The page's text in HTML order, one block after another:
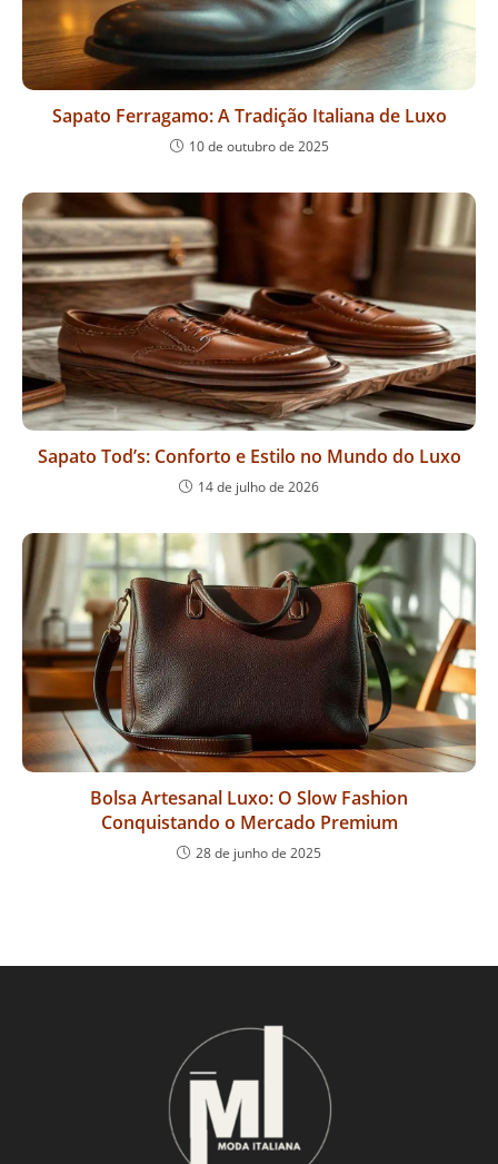
Sapato Ferragamo: A Tradição Italiana de Luxo
10 de outubro de 2025
Sapato Tod’s: Conforto e Estilo no Mundo do Luxo
14 de julho de 2026
Bolsa Artesanal Luxo: O Slow Fashion
Conquistando o Mercado Premium
28 de junho de 2025